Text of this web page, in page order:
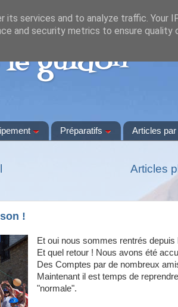
guidon
Préparatifs Articles
Articles
!
Et oui nous sommes rentrés depuis
Et quel retour ! Nous avons été
Des Comptes par de nombreux
Maintenant il est temps de
"normale".
services and to analyze traffic. Your
and security metrics to ensure quality